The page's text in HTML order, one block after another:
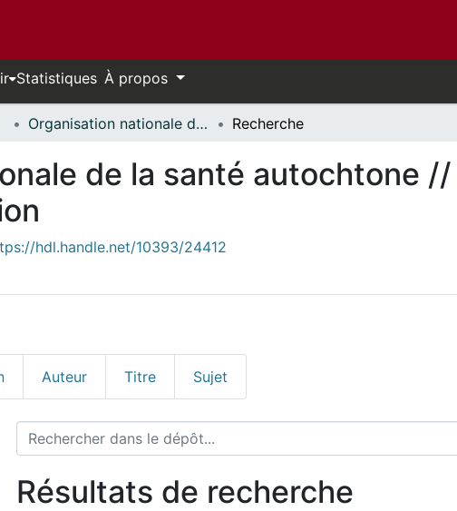
Statistiques À propos
Organisation nationale de la santé autochtone // National Aboriginal Health Organization Recherche
de la santé autochtone
hdl.handle.net/10393/24412
Auteur Titre Sujet
Résultats de recherche